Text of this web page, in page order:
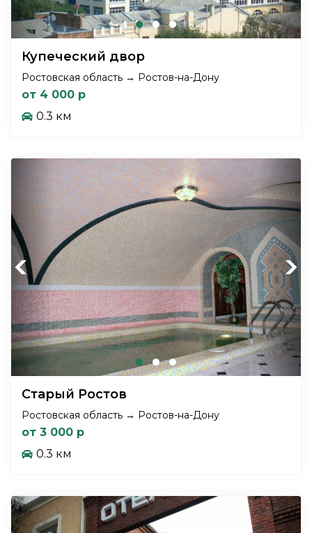
Купеческий двор
Ростовская область → Ростов-на-Дону
от 4 000 р
0.3 км
Previous Next
Старый Ростов
Ростовская область → Ростов-на-Дону
от 3 000 р
0.3 км